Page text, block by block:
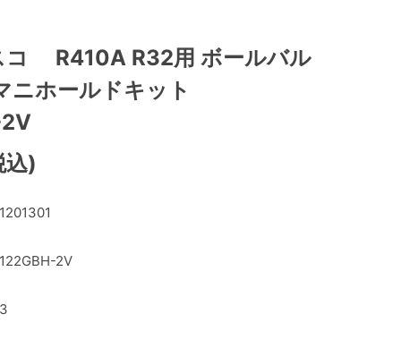
コ R410A R32用 ボールバル
ニホールドキット
込)
2V